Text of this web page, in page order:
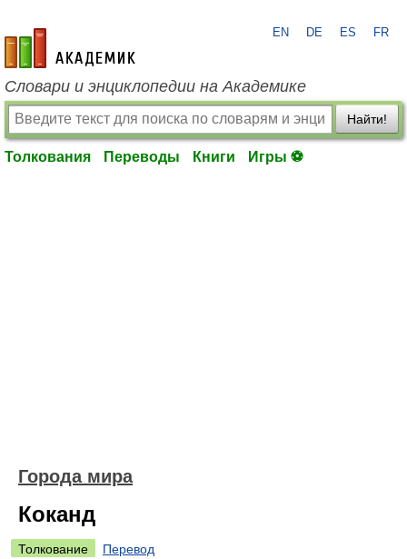
academic.ru
EN DE ES FR
Словари и энциклопедии на Академике
Найти!
Толкования Переводы Книги Игры ⚽
Города мира
Коканд
Толкование
Перевод